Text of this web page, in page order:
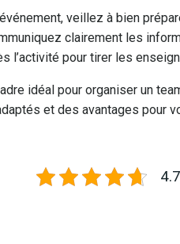
veillez à bien
clairement les
l’activité pour tirer les
idéal pour organiser un
et des avantages pour